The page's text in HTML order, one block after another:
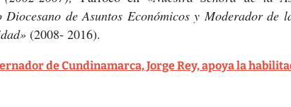
Diocesano de Asuntos Económicos y Moderador de
(2008- 2016).
de Cundinamarca, Jorge Rey, apoya la